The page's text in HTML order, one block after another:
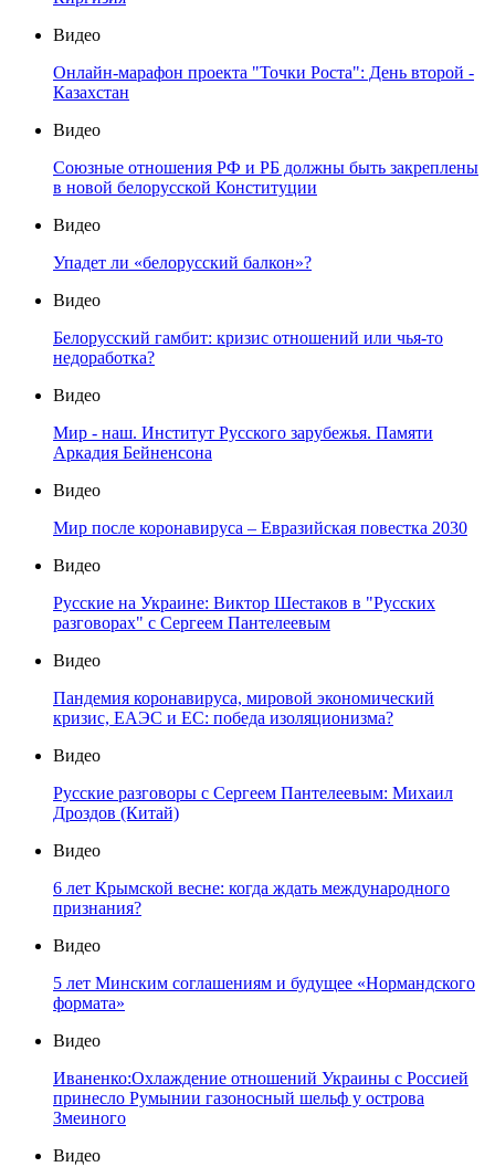
Видео
Онлайн-марафон проекта "Точки Роста": День второй -
Казахстан
Видео
Союзные отношения РФ и РБ должны быть закреплены
в новой белорусской Конституции
Видео
Упадет ли «белорусский балкон»?
Видео
Белорусский гамбит: кризис отношений или чья-то
недоработка?
Видео
Мир - наш. Институт Русского зарубежья. Памяти
Аркадия Бейненсона
Видео
Мир после коронавируса – Евразийская повестка 2030
Видео
Русские на Украине: Виктор Шестаков в "Русских
разговорах" с Сергеем Пантелеевым
Видео
Пандемия коронавируса, мировой экономический
кризис, ЕАЭС и ЕС: победа изоляционизма?
Видео
Русские разговоры с Сергеем Пантелеевым: Михаил
Дроздов (Китай)
Видео
6 лет Крымской весне: когда ждать международного
признания?
Видео
5 лет Минским соглашениям и будущее «Нормандского
формата»
Видео
Иваненко:Охлаждение отношений Украины с Россией
принесло Румынии газоносный шельф у острова
Змеиного
Видео